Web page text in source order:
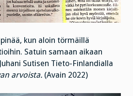
kun aloin törmäillä
Satuin samaan aikaan
Sutisen Tieto-Finlandialla
arvoista. (Avain 2022)